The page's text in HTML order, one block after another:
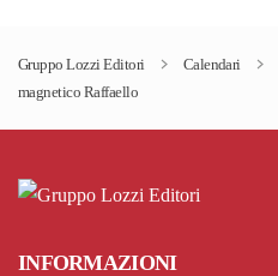
Gruppo Lozzi Editori Calendari
magnetico Raffaello
INFORMAZIONI